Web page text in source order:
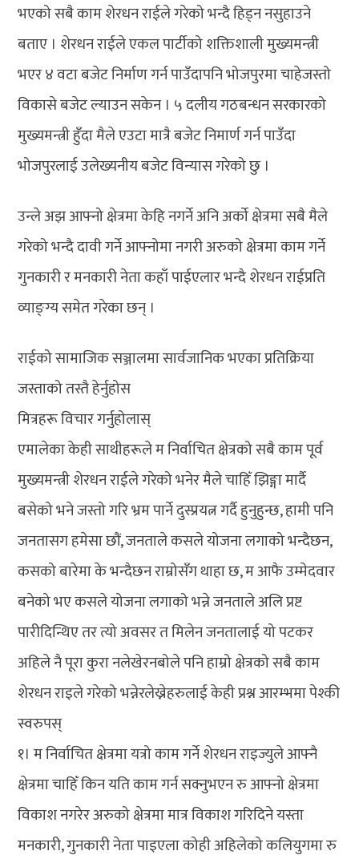
भएको सबै काम शेरधन राईले गरेको भन्दै हिड्न नसुहाउने
बताए । शेरधन राईले एकल पार्टीको शक्तिशाली मुख्यमन्त्री
भएर ४ वटा बजेट निर्माण गर्न पाउँदापनि भोजपुरमा चाहेजस्तो
विकासे बजेट ल्याउन सकेन । ५ दलीय गठबन्धन सरकारको
मुख्यमन्त्री हुँदा मैले एउटा मात्रै बजेट निमार्ण गर्न पाउँदा
भोजपुरलाई उलेख्यनीय बजेट विन्यास गरेको छु ।
उन्ले अझ आफ्नो क्षेत्रमा केहि नगर्ने अनि अर्काे क्षेत्रमा सबै मैले
गरेको भन्दै दावी गर्ने आफ्नोमा नगरी अरुको क्षेत्रमा काम गर्ने
गुनकारी र मनकारी नेता कहाँ पाईएलार भन्दै शेरधन राईप्रति
व्याङ्ग्य समेत गरेका छन् ।
राईको सामाजिक सञ्जालमा सार्वजानिक भएका प्रतिक्रिया
जस्ताको तस्तै हेर्नुहोस
मित्रहरू विचार गर्नुहोलास्
एमालेका केही साथीहरूले म निर्वाचित क्षेत्रको सबै काम पूर्व
मुख्यमन्त्री शेरधन राईले गरेको भनेर मैले चाहिँ झिङ्गा मार्दै
बसेको भने जस्तो गरि भ्रम पार्ने दुस्प्रयत्न गर्दै हुनुहुन्छ, हामी पनि
जनतासग हमेसा छौं, जनताले कसले योजना लगाको भन्दैछन,
कसको बारेमा के भन्दैछन राम्रोसँग थाहा छ, म आफै उम्मेदवार
बनेको भए कसले योजना लगाको भन्ने जनताले अलि प्रष्ट
पारीदिन्थिए तर त्यो अवसर त मिलेन जनतालाई यो पटकर
अहिले नै पूरा कुरा नलेखेरनबोले पनि हाम्रो क्षेत्रको सबै काम
शेरधन राइले गरेको भन्नेरलेख्नेहरुलाई केही प्रश्न आरम्भमा पेश्की
स्वरुपस्
१। म निर्वाचित क्षेत्रमा यत्रो काम गर्ने शेरधन राइज्युले आफ्नै
क्षेत्रमा चाहिँ किन यति काम गर्न सक्नुभएन रु आफ्नो क्षेत्रमा
विकाश नगरेर अरुको क्षेत्रमा मात्र विकाश गरिदिने यस्ता
मनकारी, गुनकारी नेता पाइएला कोही अहिलेको कलियुगमा रु